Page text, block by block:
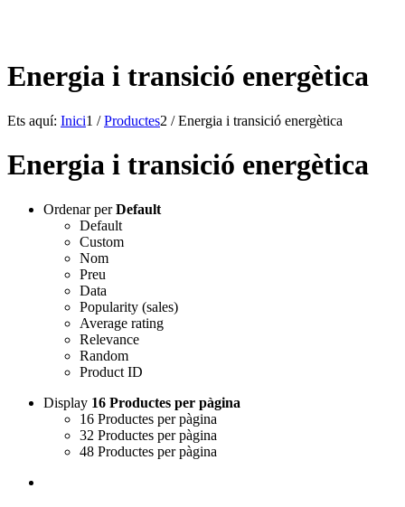
Energia i transició energètica
Ets aquí: Inici1 / Productes2 / Energia i transició energètica
Energia i transició energètica
Ordenar perDefault
Default
Custom
Nom
Preu
Data
Popularity (sales)
Average rating
Relevance
Random
Product ID
Display 16 Productes per pàgina
16 Productes per pàgina
32 Productes per pàgina
48 Productes per pàgina